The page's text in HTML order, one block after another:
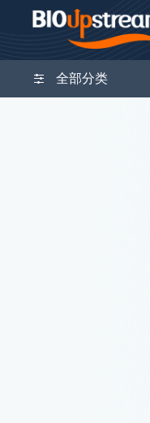
全部分类